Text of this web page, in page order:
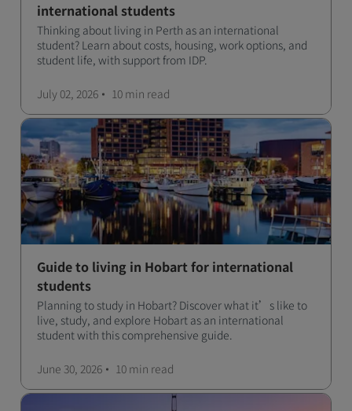
international students
Thinking about living in Perth as an international
student? Learn about costs, housing, work options, and
student life, with support from IDP.
July 02, 2026 10 min read
Guide to living in Hobart for international
students
Planning to study in Hobart? Discover what it’s like to
live, study, and explore Hobart as an international
student with this comprehensive guide.
June 30, 2026 10 min read